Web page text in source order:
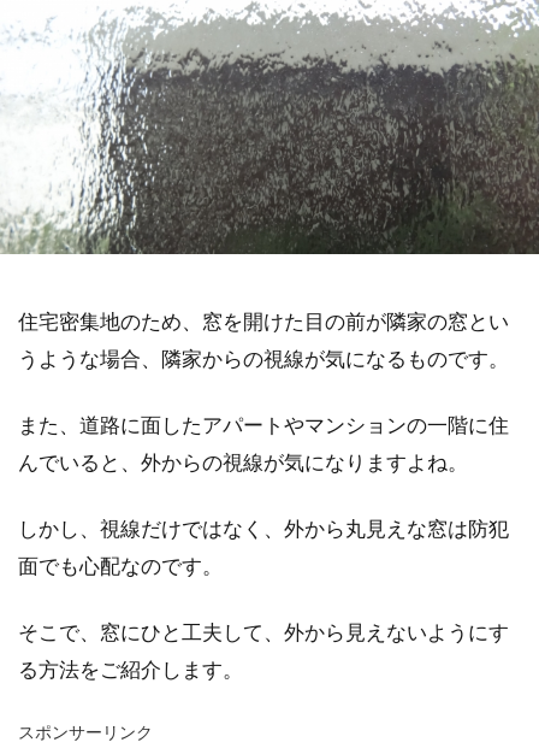
住宅密集地のため、窓を開けた目の前が隣家の窓とい
うような場合、隣家からの視線が気になるものです。
また、道路に面したアパートやマンションの一階に住
んでいると、外からの視線が気になりますよね。
しかし、視線だけではなく、外から丸見えな窓は防犯
面でも心配なのです。
そこで、窓にひと工夫して、外から見えないようにす
る方法をご紹介します。
スポンサーリンク